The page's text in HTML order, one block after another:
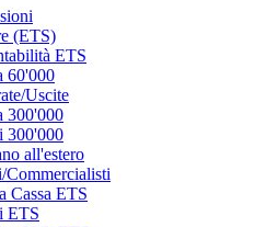
(ETS)
ETS
60'000
Uscite
300'000
300'000
all'estero
Commercialisti
Cassa ETS
ETS